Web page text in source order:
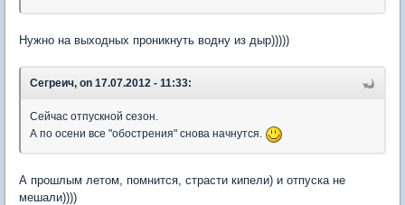
Нужно на выходных проникнуть водну из дыр)))))
Сегреич, on 17.07.2012 - 11:33:
Сейчас отпускной сезон.
А по осени все "обострения" снова начнутся.
А прошлым летом, помнится, страсти кипели) и отпуска не
мешали))))